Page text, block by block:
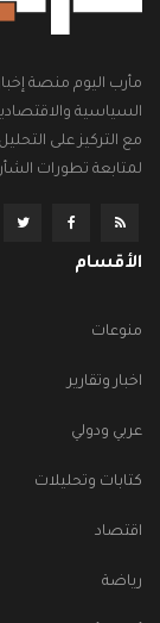
مأرب اليوم منصة
السياسية
مع التركيز على
لمتابعة تطورات
الأقسام
منوعات
اخبار وتقارير
عربي ودولي
كتابات وتحليلات
اقتصاد
رياضة